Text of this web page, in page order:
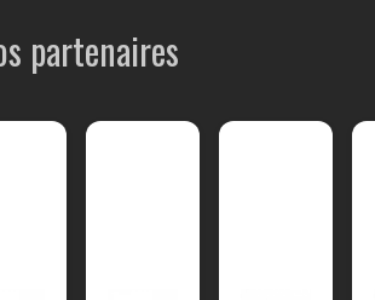
partenaires